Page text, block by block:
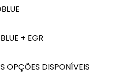
+ EGR
OPÇÕES DISPONÍVEIS